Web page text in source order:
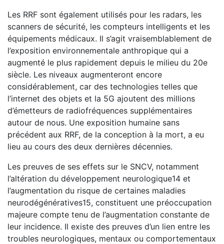
Les RRF sont également utilisés pour les radars, les
scanners de sécurité, les compteurs intelligents et les
équipements médicaux. Il s’agit vraisemblablement de
l’exposition environnementale anthropique qui a
augmenté le plus rapidement depuis le milieu du 20e
siècle. Les niveaux augmenteront encore
considérablement, car des technologies telles que
l’internet des objets et la 5G ajoutent des millions
d’émetteurs de radiofréquences supplémentaires
autour de nous. Une exposition humaine sans
précédent aux RRF, de la conception à la mort, a eu
lieu au cours des deux dernières décennies.
Les preuves de ses effets sur le SNCV, notamment
l’altération du développement neurologique14 et
l’augmentation du risque de certaines maladies
neurodégénératives15, constituent une préoccupation
majeure compte tenu de l’augmentation constante de
leur incidence. Il existe des preuves d’un lien entre les
troubles neurologiques, mentaux ou comportementaux